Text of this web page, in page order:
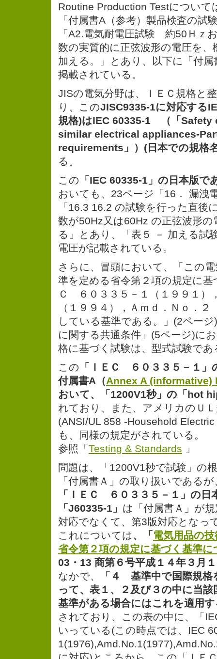
Routine Production Testについて
「付属書A（参考）製品検査の試
「A2.電気耐電圧試験 約50Ｈｚ
数の実質的に正弦波形の電圧を、
加える。」とあり、以下に「付
掲載されている。
JISの電気分野は、ＩＥＣ規格と
り、このJISC9335-1に対応する
規格)はIEC 60335-1 （「
similar electrical appliances-
requirements」）(日本での規格
る。
この 「IEC 60335-1」の日本版で
おいても、23ページ「16． 漏洩
「16.3 16.2 の試験を行った直後
数が50Hz又は60Hz の正弦波形の
る」とあり、「表５ － 加える試
電圧が記載されている。
さらに、冒頭において、「この
準を定める省令第２項の規定に
Ｃ ６０３３５－１（１９９１）
（１９９４），Ａｍｄ．Ｎｏ．
している基準である。」(2ペー
に関する共通条件」(5ページ)に
格に基づく試験は、型式試験で
この 「ＩＥＣ ６０３３５－１」
付属書A（Annex A (informative)
おいて、「1200V1秒」の「hot
れており、また、アメリカのＵ
(ANSI/UL 858 -Household
も、同様の規定がされている。
参照「 Testing & Standards 」
問題は、「1200V1秒で試験」の
「付属書Ａ」の取り扱いである
「ＩＥＣ ６０３３５－１」の日
「J60335-1」 は「付属書Ａ」が
対応でなくて、第3版対応となっ
これについては 、「 電気用品の
省令第２項の規定に基づく基準に
03・13 商第６号平成１４年３月
なかで、
「４ 基準中で国際規格
って、表１、２及び３の中に当
基準がある場合にはこれを適用
されており、この表の中に、「
いっている(この時点では、IEC